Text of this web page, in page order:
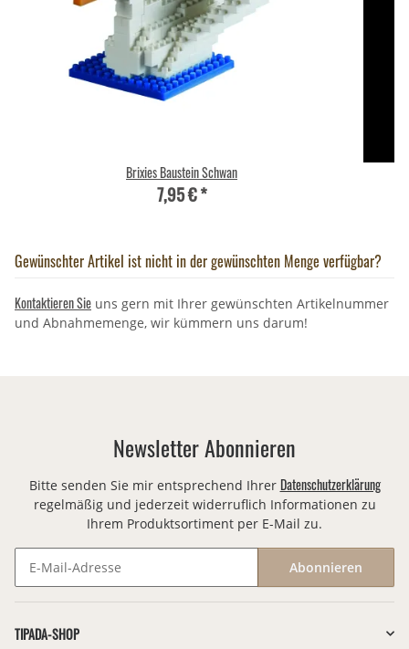
Brixies Baustein Schwan
7,95 €*
Gewünschter Artikel ist nicht in der gewünschten Menge verfügbar?
Kontaktieren Sie uns gern mit Ihrer gewünschten Artikelnummer
und Abnahmemenge, wir kümmern uns darum!
Newsletter Abonnieren
Bitte senden Sie mir entsprechend Ihrer Datenschutzerklärung
regelmäßig und jederzeit widerruflich Informationen zu
Ihrem Produktsortiment per E-Mail zu.
Abonnieren
TIPADA-SHOP